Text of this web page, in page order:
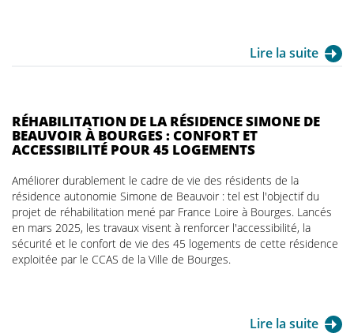
Lire la suite
RÉHABILITATION DE LA RÉSIDENCE SIMONE DE
BEAUVOIR À BOURGES : CONFORT ET
ACCESSIBILITÉ POUR 45 LOGEMENTS
Améliorer durablement le cadre de vie des résidents de la
résidence autonomie Simone de Beauvoir : tel est l'objectif du
projet de réhabilitation mené par France Loire à Bourges. Lancés
en mars 2025, les travaux visent à renforcer l'accessibilité, la
sécurité et le confort de vie des 45 logements de cette résidence
exploitée par le CCAS de la Ville de Bourges.
Lire la suite